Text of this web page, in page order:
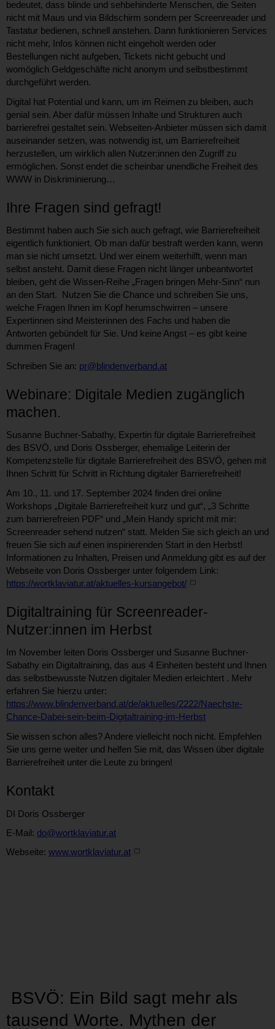
bedeutet, dass blinde und sehbehinderte Menschen, die Seiten
nicht mit Maus und via Bildschirm sondern per Screenreader und
Tastatur bedienen, schnell anstehen. Dann funktionieren Services
nicht mehr, Infos können nicht eingeholt werden oder
Bestellungen nicht aufgeben, Tickets nicht gebucht und
womöglich Geldgeschäfte nicht anonym und selbstbestimmt
durchgeführt werden.
Digital hat Potential und kann, um im Reimen zu bleiben, auch
genial sein. Aber dafür müssen Inhalte und Strukturen auch
barrierefrei gestaltet sein. Webseiten-Anbieter müssen sich damit
auseinander setzen, was notwendig ist, um Barrierefreiheit
herzustellen, um wirklich allen Nutzer:innen den Zugriff zu
ermöglichen. Sonst endet die scheinbar unendliche Freiheit des
WWW in Diskriminierung…
Ihre Fragen sind gefragt!
Bestimmt haben auch Sie sich auch gefragt, wie Barrierefreiheit
eigentlich funktioniert. Ob man dafür bestraft werden kann, wenn
man sie nicht umsetzt. Und wer einem weiterhilft, wenn man
selbst ansteht. Damit diese Fragen nicht länger unbeantwortet
bleiben, geht die Wissen-Reihe „Fragen bringen Mehr-Sinn“ nun
an den Start. Nutzen Sie die Chance und schreiben Sie uns,
welche Fragen Ihnen im Kopf herumschwirren – unsere
Expertinnen sind Meisterinnen des Fachs und haben die
Antworten gebündelt für Sie. Und keine Angst – es gibt keine
dummen Fragen!
Schreiben Sie an: pr@blindenverband.at
Webinare: Digitale Medien zugänglich
machen.
Susanne Buchner-Sabathy, Expertin für digitale Barrierefreiheit
des BSVÖ, und Doris Ossberger, ehemalige Leiterin der
Kompetenzstelle für digitale Barrierefreiheit des BSVÖ, gehen mit
Ihnen Schritt für Schritt in Richtung digitaler Barrierefreiheit!
Am 10., 11. und 17. September 2024 finden drei online
Workshops „Digitale Barrierefreiheit kurz und gut“, „3 Schritte
zum barrierefreien PDF“ und „Mein Handy spricht mit mir:
Screenreader sehend nutzen“ statt. Melden Sie sich gleich an und
freuen Sie sich auf einen inspirierenden Start in den Herbst!
Informationen zu Inhalten, Preisen und Anmeldung gibt es auf der
Webseite von Doris Ossberger unter folgendem Link:
https://wortklaviatur.at/aktuelles-kursangebot/
Digitaltraining für Screenreader-
Nutzer:innen im Herbst
Im November leiten Doris Ossberger und Susanne Buchner-
Sabathy ein Digitaltraining, das aus 4 Einheiten besteht und Ihnen
das selbstbewusste Nutzen digitaler Medien erleichtert . Mehr
erfahren Sie hierzu unter:
https://www.blindenverband.at/de/aktuelles/2222/Naechste-
Chance-Dabei-sein-beim-Digitaltraining-im-Herbst
Sie wissen schon alles? Andere vielleicht noch nicht. Empfehlen
Sie uns gerne weiter und helfen Sie mit, das Wissen über digitale
Barrierefreiheit unter die Leute zu bringen!
Kontakt
DI Doris Ossberger
E-Mail: do@wortklaviatur.at
Webseite: www.wortklaviatur.at
BSVÖ: Ein Bild sagt mehr als
tausend Worte. Mythen der